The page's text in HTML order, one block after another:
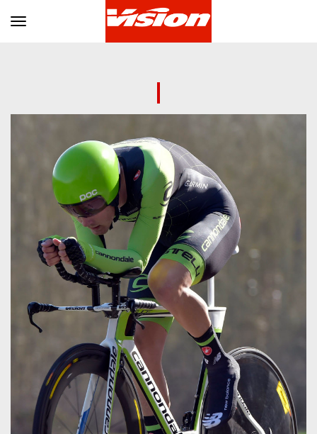
Toggle navigation